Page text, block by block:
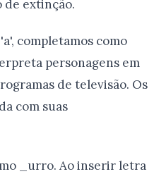
de extinção.
completamos como
personagens em
de televisão. Os
com suas
_urro. Ao inserir letra